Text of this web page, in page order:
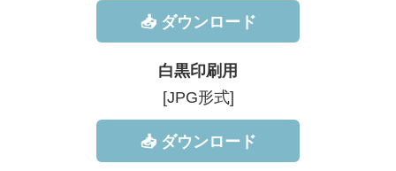
📥 ダウンロード
白黒印刷用
[JPG形式]
📥 ダウンロード